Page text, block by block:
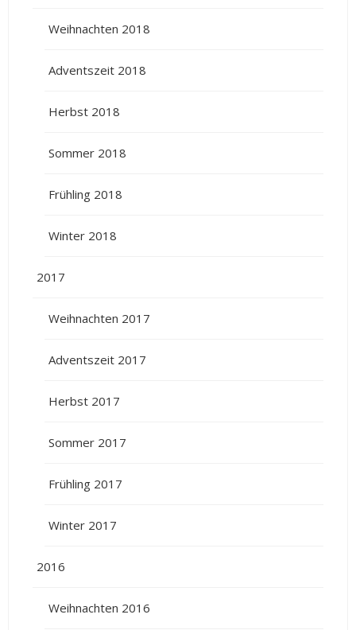
Weihnachten 2018
Adventszeit 2018
Herbst 2018
Sommer 2018
Frühling 2018
Winter 2018
2017
Weihnachten 2017
Adventszeit 2017
Herbst 2017
Sommer 2017
Frühling 2017
Winter 2017
2016
Weihnachten 2016